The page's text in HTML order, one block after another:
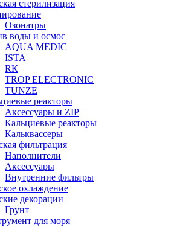
стерилизация
Озонатры
воды и осмос
AQUA MEDIC
ISTA
RК
TROP ELECTRONIC
TUNZE
реакторы
Аксессуары и ZIP
Кальциевые реакторы
Кальквассеры
фильтрация
Наполнители
Аксессуары
Внутренние фильтры
охлаждение
декорации
Грунт
для моря